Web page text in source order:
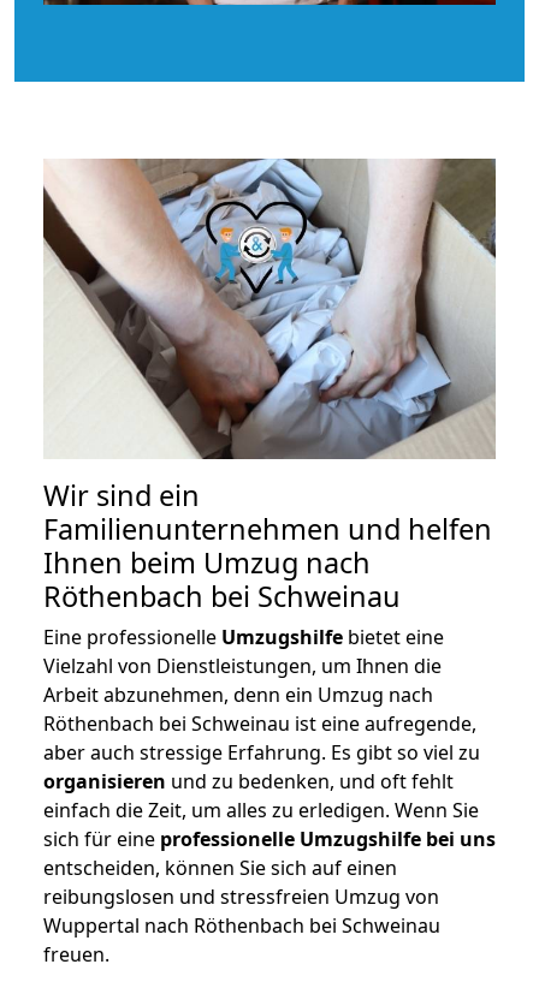
Wir sind ein
Familienunternehmen und helfen
Ihnen beim Umzug nach
Röthenbach bei Schweinau
Eine professionelle Umzugshilfe bietet eine
Vielzahl von Dienstleistungen, um Ihnen die
Arbeit abzunehmen, denn ein Umzug nach
Röthenbach bei Schweinau ist eine aufregende,
aber auch stressige Erfahrung. Es gibt so viel zu
organisieren und zu bedenken, und oft fehlt
einfach die Zeit, um alles zu erledigen. Wenn Sie
sich für eine professionelle Umzugshilfe bei uns
entscheiden, können Sie sich auf einen
reibungslosen und stressfreien Umzug von
Wuppertal nach Röthenbach bei Schweinau
freuen.